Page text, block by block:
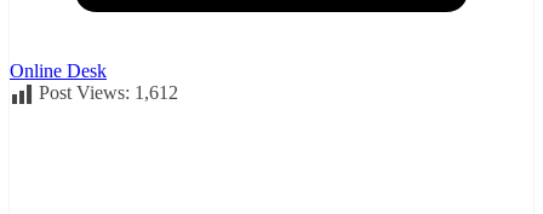
Online Desk
Post Views: 1,612